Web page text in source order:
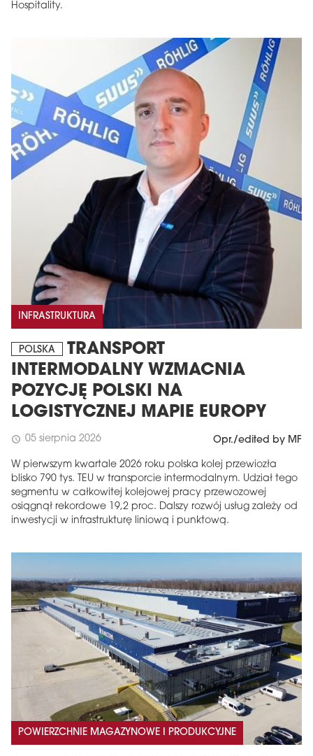
Hospitality.
INFRASTRUKTURA
POLSKA
TRANSPORT
INTERMODALNY WZMACNIA
POZYCJĘ POLSKI NA
LOGISTYCZNEJ MAPIE EUROPY
schedule 05 sierpnia 2026 Opr./edited by MF
W pierwszym kwartale 2026 roku polska kolej przewiozła
blisko 790 tys. TEU w transporcie intermodalnym. Udział tego
segmentu w całkowitej kolejowej pracy przewozowej
osiągnął rekordowe 19,2 proc. Dalszy rozwój usług zależy od
inwestycji w infrastrukturę liniową i punktową.
POWIERZCHNIE MAGAZYNOWE I PRODUKCYJNE